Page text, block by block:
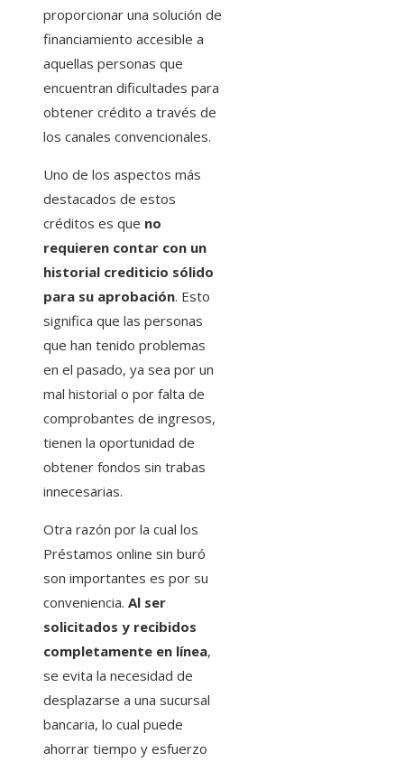
proporcionar una solución de
financiamiento accesible a
aquellas personas que
encuentran dificultades para
obtener crédito a través de
los canales convencionales.
Uno de los aspectos más
destacados de estos
créditos es que no
requieren contar con un
historial crediticio sólido
para su aprobación. Esto
significa que las personas
que han tenido problemas
en el pasado, ya sea por un
mal historial o por falta de
comprobantes de ingresos,
tienen la oportunidad de
obtener fondos sin trabas
innecesarias.
Otra razón por la cual los
Préstamos online sin buró
son importantes es por su
conveniencia. Al ser
solicitados y recibidos
completamente en línea,
se evita la necesidad de
desplazarse a una sucursal
bancaria, lo cual puede
ahorrar tiempo y esfuerzo